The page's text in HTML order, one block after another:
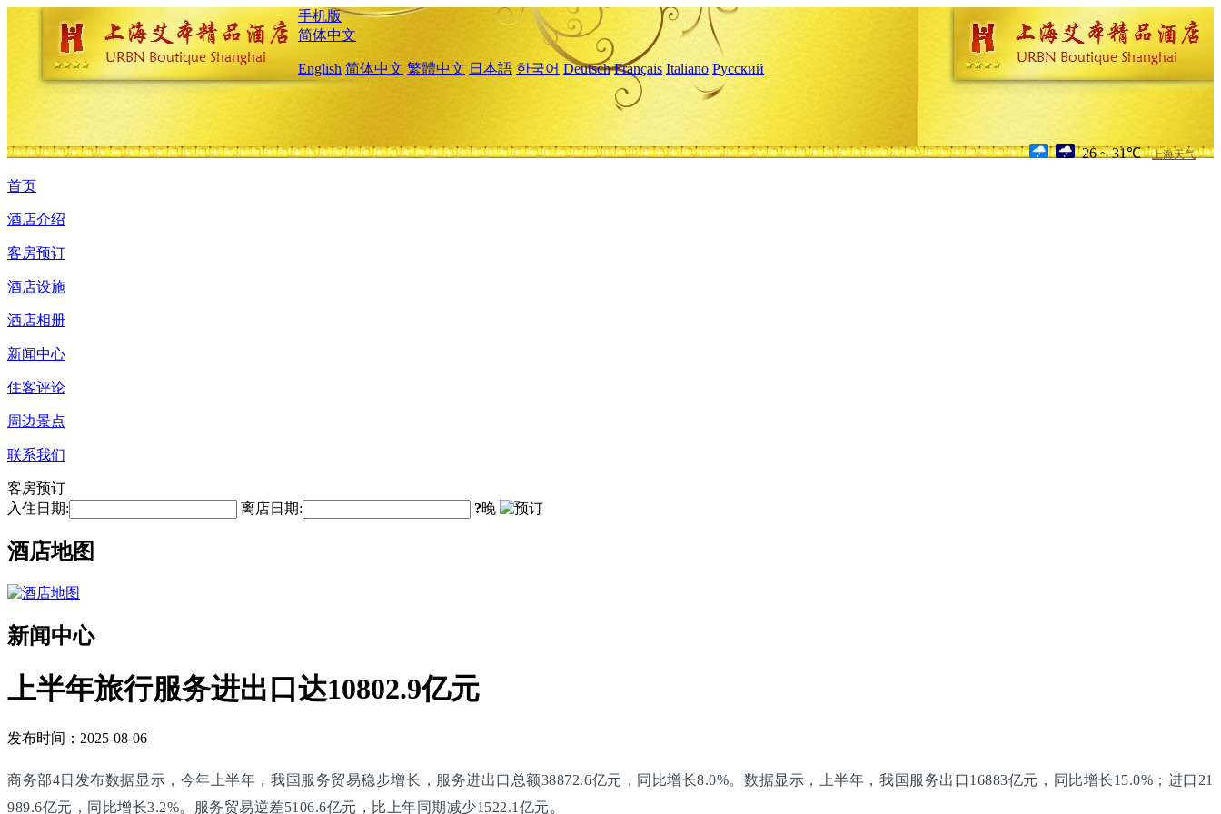
手机版
简体中文
English 简体中文 繁體中文 日本語 한국어 Deutsch Français Italiano Русский
26 ~ 31℃ 上海天气
首页
酒店介绍
客房预订
酒店设施
酒店相册
新闻中心
住客评论
周边景点
联系我们
客房预订
入住日期:
离店日期: ?晚
酒店地图
新闻中心
上半年旅行服务进出口达10802.9亿元
发布时间：2025-08-06
商务部4日发布数据显示，今年上半年，我国服务贸易稳步增长，服务进出口总额38872.6亿元，同比增长8.0%。数据显示，上半年，我国服务出口16883亿元，同比增长15.0%；进口21
989.6亿元，同比增长3.2%。服务贸易逆差5106.6亿元，比上年同期减少1522.1亿元。